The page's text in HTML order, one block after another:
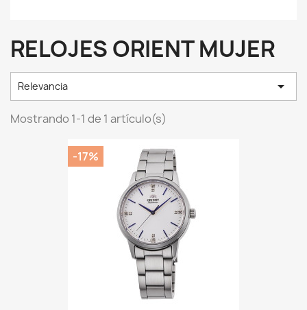
RELOJES ORIENT MUJER
Relevancia 
Mostrando 1-1 de 1 artículo(s)
-17%